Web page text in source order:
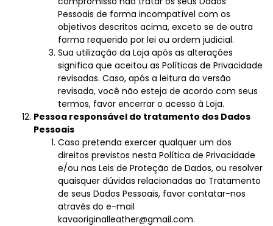
Pessoais de forma incompatível com os
objetivos descritos acima, exceto se de outra
forma requerido por lei ou ordem judicial.
Sua utilização da Loja após as alterações
significa que aceitou as Políticas de Privacidade
revisadas. Caso, após a leitura da versão
revisada, você não esteja de acordo com seus
termos, favor encerrar o acesso à Loja.
Pessoa responsável do tratamento dos Dados
Pessoais
Caso pretenda exercer qualquer um dos
direitos previstos nesta Política de Privacidade
e/ou nas Leis de Proteção de Dados, ou resolver
quaisquer dúvidas relacionadas ao Tratamento
de seus Dados Pessoais, favor contatar-nos
através do e-mail
kavaoriginalleather@gmail.com.